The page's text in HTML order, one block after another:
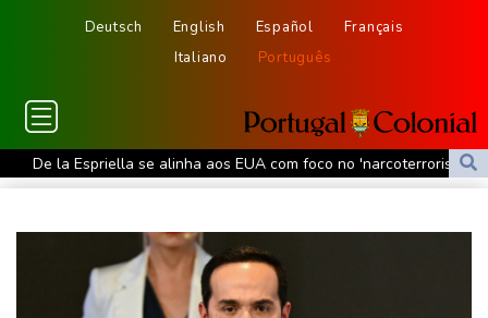
Deutsch English Español
Français
Italiano
Português
De la Espriella se alinha aos EUA com foco no 'narcoterrorismo'
Trump vai recorrer após Justiça bloquear obra de salão de baile
'narcoterrorismo'
De la Espriella assume o poder na Colômbia com apoio de Trump